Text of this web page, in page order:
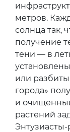
метров.
солнца так,
получение
тени — в
или
города»
и
растений
Энтузиасты-